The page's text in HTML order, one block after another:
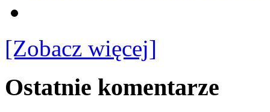
[Zobacz więcej]
Ostatnie komentarze